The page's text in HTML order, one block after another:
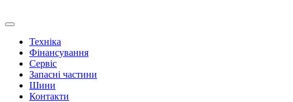
to
Техніка
Фінансування
Сервіс
Запасні частини
Шини
Контакти